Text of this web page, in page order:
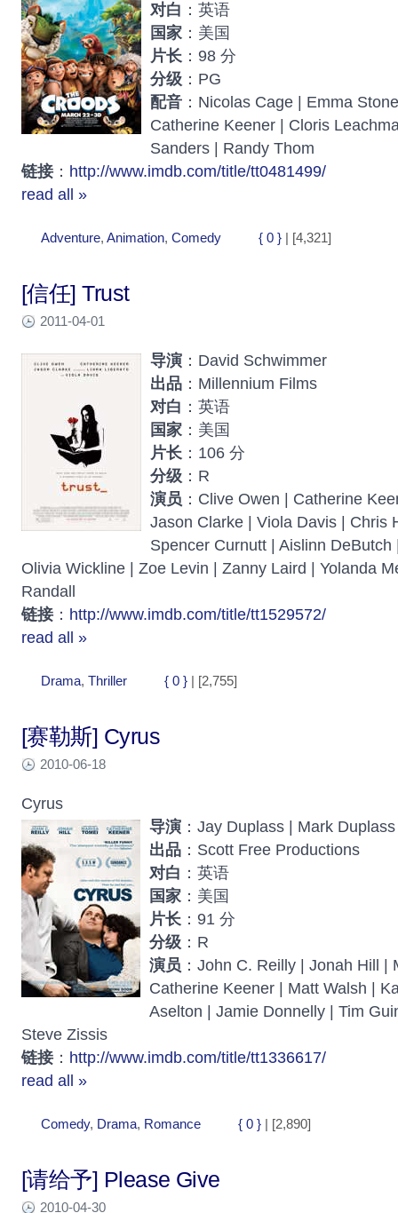
对白 ：英语
国家 ：美国
片长 ：98 分
分级 ：PG
配音 ：Nicolas Cage | Emma
Catherine Keener | Cloris
Sanders | Randy Thom
链接 ： http://www.imdb.com/title/tt0481499/
read all »
Adventure, Animation, Comedy { 0 } | [4,321]
[信任] Trust
2011-04-01
导演 ：David Schwimmer
出品 ：Millennium Films
对白 ：英语
国家 ：美国
片长 ：106 分
分级 ：R
演员 ：Clive Owen | Catherine
Jason Clarke | Viola Davis | Chris
Spencer Curnutt | Aislinn
Olivia Wickline | Zoe Levin | Zanny Laird | Yolanda
Randall
链接 ： http://www.imdb.com/title/tt1529572/
read all »
Drama, Thriller { 0 } | [2,755]
[赛勒斯] Cyrus
2010-06-18
Cyrus
导演 ：Jay Duplass | Mark Duplass
出品 ：Scott Free Productions
对白 ：英语
国家 ：美国
片长 ：91 分
分级 ：R
演员 ：John C. Reilly | Jonah Hill |
Catherine Keener | Matt Walsh |
Aselton | Jamie Donnelly | Tim
Steve Zissis
链接 ： http://www.imdb.com/title/tt1336617/
read all »
Comedy, Drama, Romance { 0 } | [2,890]
[请给予] Please Give
2010-04-30